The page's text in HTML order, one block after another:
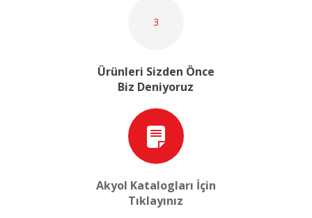
3
Ürünleri Sizden Önce
Biz Deniyoruz
Akyol Katalogları İçin
Tıklayınız